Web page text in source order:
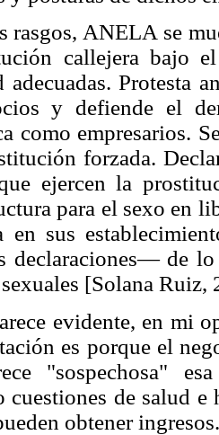
rasgos, ANELA se
callejera bajo
adecuadas. Protesta
y defiende el
como empresarios.
forzada.
ejercen la
para el sexo en
en sus
declaraciones— de
[Solana Ruiz,
evidente, en mi
es porque el
"sospechosa"
cuestiones de salud
obtener ingresos.